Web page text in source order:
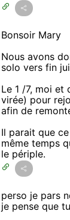
Bonsoir Mary
Nous avons
solo vers fin
Le 1 /7, moi et
virée) pour
afin de
Il parait que
même temps
le périple.
perso je pars
je pense que